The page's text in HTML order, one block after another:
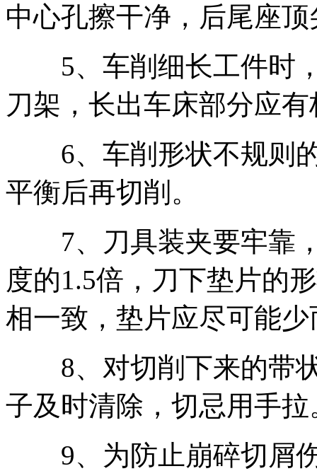
中心孔擦干净，后尾座
5、车削细长工件时，
刀架，长出车床部分应
6、车削形状不规则的
平衡后再切削。
7、刀具装夹要牢靠，
度的1.5倍，刀下垫片的
相一致，垫片应尽可能少
8、对切削下来的带状
子及时清除，切忌用手拉
9、为防止崩碎切屑伤